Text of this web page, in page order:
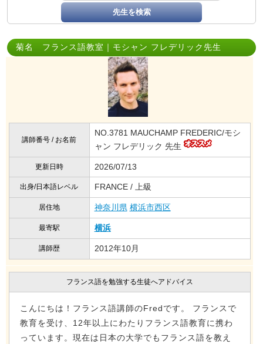
先生を検索
菊名 フランス語教室｜モシャン フレデリック先生
講師番号 / お名前
NO.3781 MAUCHAMP FREDERIC/モシ
ャン フレデリック 先生
更新日時 2026/07/13
出身/日本語レベル FRANCE / 上級
居住地 神奈川県 横浜市西区
最寄駅 横浜
講師歴 2012年10月
フランス語を勉強する生徒へアドバイス
こんにちは！フランス語講師のFredです。 フランスで
教育を受け、12年以上にわたりフランス語教育に携わ
っています。現在は日本の大学でもフランス語を教え